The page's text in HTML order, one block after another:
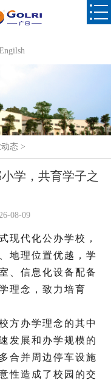
态 >
学，共育学子之
08-09
现代化公办学校，
地理位置优越，学
、信息化设备配备
理念，致力培育
方办学理念的其中
发展和办学规模的
合并周边停车设施
性造成了校园的交